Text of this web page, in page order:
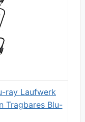
ray Laufwerk
Tragbares Blu-